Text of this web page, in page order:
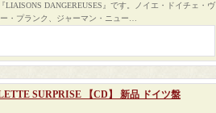
LIAISONS DANGEREUSES』です。ノイエ・ドイチェ・ヴ
・プランク、ジャーマン・ニュー…
SURPRISE 【CD】 新品 ドイツ盤